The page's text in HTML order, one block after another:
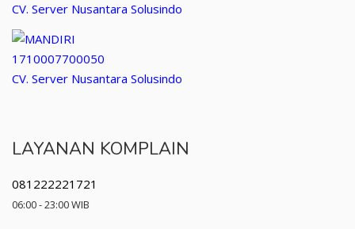
CV. Server Nusantara Solusindo
1710007700050
CV. Server Nusantara Solusindo
LAYANAN KOMPLAIN
081222221721
06:00 - 23:00 WIB